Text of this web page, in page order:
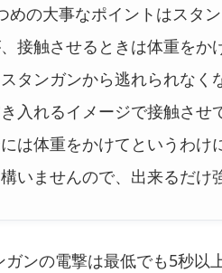
めの大事なポイントはスタ
接触させるときは体重をか
タンガンから逃れられなく
入れるイメージで接触させ
は体重をかけてというわけ
いませんので、出来るだけ
ガンの電撃は最低でも5秒以